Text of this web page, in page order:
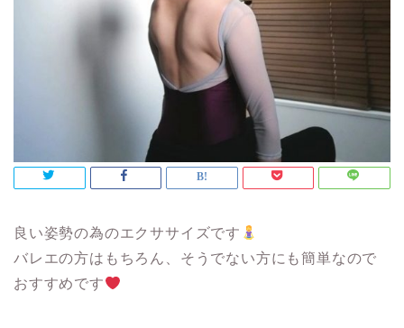
良い姿勢の為のエクササイズです
バレエの方はもちろん、そうでない方にも簡単なので
おすすめです